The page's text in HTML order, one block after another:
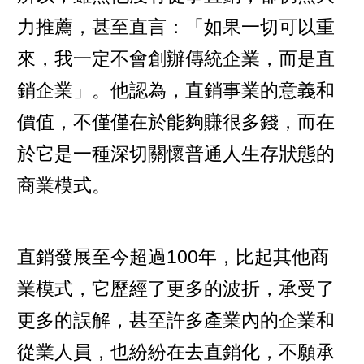
力推薦，甚至直言：「如果一切可以重
來，我一定不會創辦傳統企業，而是直
銷企業」。他認為，直銷事業的意義和
價值，不僅僅在於能夠賺很多錢，而在
於它是一種深切關懷普通人生存狀態的
商業模式。
直銷發展至今超過100年，比起其他商
業模式，它歷經了更多的波折，承受了
更多的誤解，甚至許多產業內的企業和
從業人員，也紛紛在去直銷化，不願承